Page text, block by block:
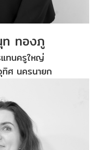
ท ทองภู
แทนครูใหญ่
ทิศ นครนายก